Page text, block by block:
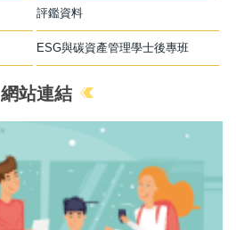
評鑑資料
ESG與碳資產管理學士後專班
網站連結